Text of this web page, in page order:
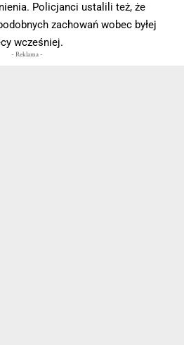
Policjanci ustalili też, że
zachowań wobec byłej
wcześniej.
- Reklama -